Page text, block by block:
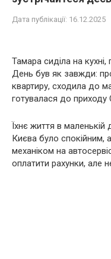
Дата публікації: 16.12.2025
Тамара сиділа на
День був як завжди:
квартиру, сходила до
готувалася до приходу
Їхнє життя в маленькій
Києва було спокійним,
механіком на
оплатити рахунки, але